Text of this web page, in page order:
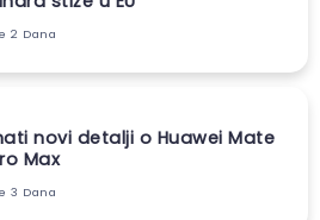
2 Dana
novi detalji o Huawei Mate
Max
3 Dana